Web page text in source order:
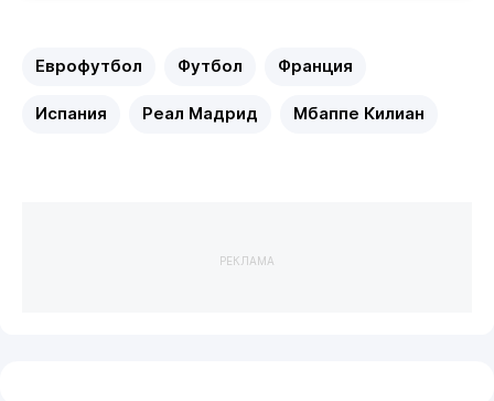
Еврофутбол Футбол Франция
Испания Реал Мадрид Мбаппе Килиан
РЕКЛАМА